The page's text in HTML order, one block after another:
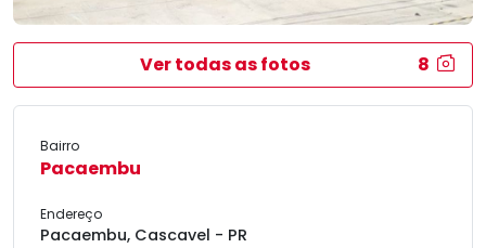
Ver todas as fotos 8
Bairro
Pacaembu
Endereço
Pacaembu, Cascavel - PR